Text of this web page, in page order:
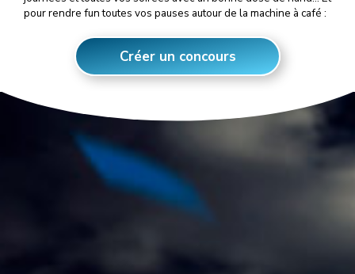
pour rendre fun toutes vos pauses autour de la machine à café :
Créer un concours